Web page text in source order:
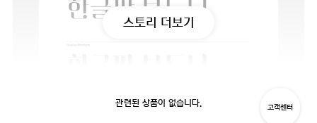
스토리 더보기
관련된 상품이 없습니다. 고객센터